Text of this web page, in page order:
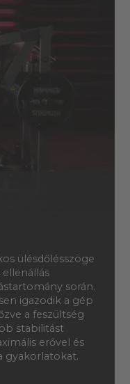
ülésdőlésszöge
során.
igazodik a gép
a feszültség
stabilitást
erővel és
gyakorlatokat.